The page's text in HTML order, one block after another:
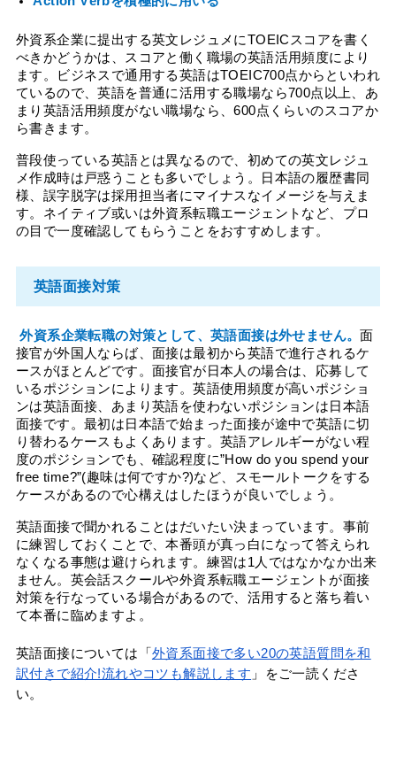
外資系企業に提出する英文レジュメにTOEICスコアを書く
べきかどうかは、スコアと働く職場の英語活用頻度により
ます。ビジネスで通用する英語はTOEIC700点からといわれ
ているので、英語を普通に活用する職場なら700点以上、あ
まり英語活用頻度がない職場なら、600点くらいのスコアか
ら書きます。
普段使っている英語とは異なるので、初めての英文レジュ
メ作成時は戸惑うことも多いでしょう。日本語の履歴書同
様、誤字脱字は採用担当者にマイナスなイメージを与えま
す。ネイティブ或いは外資系転職エージェントなど、プロ
の目で一度確認してもらうことをおすすめします。
英語面接対策
外資系企業転職の対策として、英語面接は外せません。面
接官が外国人ならば、面接は最初から英語で進行されるケ
ースがほとんどです。面接官が日本人の場合は、応募して
いるポジションによります。英語使用頻度が高いポジショ
ンは英語面接、あまり英語を使わないポジションは日本語
面接です。最初は日本語で始まった面接が途中で英語に切
り替わるケースもよくあります。英語アレルギーがない程
度のポジションでも、確認程度に”How do you spend your
free time?”(趣味は何ですか?)など、スモールトークをする
ケースがあるので心構えはしたほうが良いでしょう。
英語面接で聞かれることはだいたい決まっています。事前
に練習しておくことで、本番頭が真っ白になって答えられ
なくなる事態は避けられます。練習は1人ではなかなか出来
ません。英会話スクールや外資系転職エージェントが面接
対策を行なっている場合があるので、活用すると落ち着い
て本番に臨めますよ。
英語面接については「 外資系面接で多い20の英語質問を和
訳付きで紹介!流れやコツも解説します 」をご一読くださ
い。